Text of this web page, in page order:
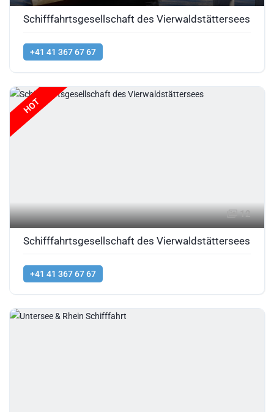
Schifffahrtsgesellschaft des Vierwaldstättersees
+41 41 367 67 67
HOT
12
Schifffahrtsgesellschaft des Vierwaldstättersees
+41 41 367 67 67